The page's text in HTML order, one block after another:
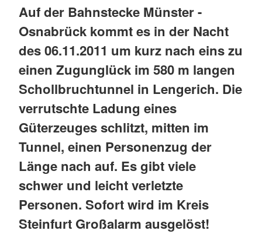
Auf der Bahnstecke Münster -
Osnabrück kommt es in der Nacht
des 06.11.2011 um kurz nach eins zu
einen Zugunglück im 580 m langen
Schollbruchtunnel in Lengerich. Die
verrutschte Ladung eines
Güterzeuges schlitzt, mitten im
Tunnel, einen Personenzug der
Länge nach auf. Es gibt viele
schwer und leicht verletzte
Personen. Sofort wird im Kreis
Steinfurt Großalarm ausgelöst!